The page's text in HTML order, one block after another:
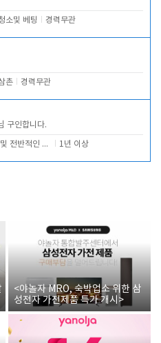
소및 베팅 경력무관
촌 경력무관
구인합니다.
주차 및 전반적인 당번업무 1년 이상
<야놀자 MRO, 숙박업소 위한 삼
성전자 가전제품 특가 개시>